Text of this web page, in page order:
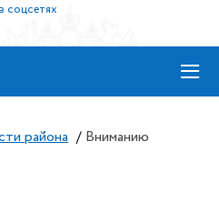
соцсетях
≡
района / Вниманию